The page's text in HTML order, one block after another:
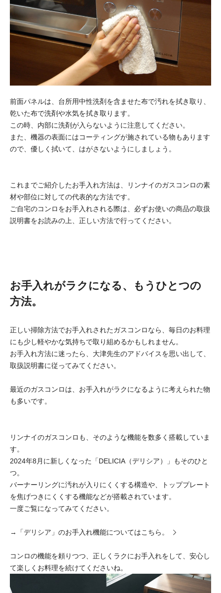
前面パネルは、台所用中性洗剤を含ませた布で汚れを拭き取り、
乾いた布で洗剤や水気を拭き取ります。
この時、内部に洗剤が入らないように注意してください。
また、機器の表面にはコーティングが施されている物もあります
ので、優しく拭いて、はがさないようにしましょう。
これまでご紹介したお手入れ方法は、リンナイのガスコンロの素
材や部位に対しての代表的な方法です。
ご自宅のコンロをお手入れされる際は、必ずお使いの商品の取扱
説明書をお読みの上、正しい方法で行ってください。
お手入れがラクになる、もうひとつの
方法。
正しい掃除方法でお手入れされたガスコンロなら、毎日のお料理
にも少し軽やかな気持ちで取り組めるかもしれません。
お手入れ方法に迷ったら、大津先生のアドバイスを思い出して、
取扱説明書に従ってみてください。
最近のガスコンロは、お手入れがラクになるように考えられた物
も多いです。
リンナイのガスコンロも、そのような機能を数多く搭載していま
す。
2024年8月に新しくなった「DELICIA（デリシア）」もそのひと
つ。
バーナーリングに汚れが入りにくくする構造や、トッププレート
を焦げつきにくくする機能などが搭載されています。
一度ご覧になってみてください。
→ 「デリシア」のお手入れ機能についてはこちら。
コンロの機能を頼りつつ、正しくラクにお手入れをして、安心し
て楽しくお料理を続けてくださいね。